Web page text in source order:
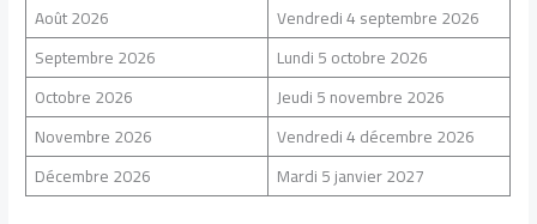
Août 2026
Vendredi 4 septembre 2026
Septembre 2026
Lundi 5 octobre 2026
Octobre 2026
Jeudi 5 novembre 2026
Novembre 2026
Vendredi 4 décembre 2026
Décembre 2026
Mardi 5 janvier 2027